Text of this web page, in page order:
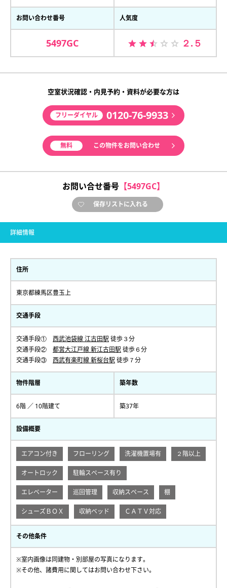
お問い合わせ番号
5497GC
人気度
２.５
空室状況確認・内見予約・資料が必要な方は
フリーダイヤル 0120-76-9933
無料 この物件をお問い合わせ
お問い合せ番号 【5497GC】
保存リストに入れる
詳細情報
住所
東京都練馬区豊玉上
交通手段
交通手段① 西武池袋線 江古田駅 徒歩３分
交通手段② 都営大江戸線 新江古田駅 徒歩６分
交通手段③ 西武有楽町線 新桜台駅 徒歩７分
物件階層
6階 ／ 10階建て
築年数
築37年
設備概要
エアコン付き フローリング 洗濯機置場有 ２階以上
オートロック 駐輪スペース有り
エレベーター 巡回管理 収納スペース 棚
シューズＢＯＸ 収納ベッド ＣＡＴＶ対応
その他条件
※室内画像は同建物・別部屋の写真になります。
※その他、諸費用に関してはお問い合わせ下さい。